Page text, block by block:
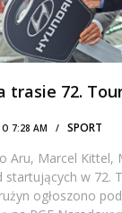
trasie 72.
O 7:28 AM / SPORT
Aru, Marcel
w 72.
ogłoszono